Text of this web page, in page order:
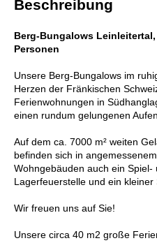
Beschreibung
Berg-Bungalows
Personen
Unsere Berg-Bungalows im
Herzen der Fränkischen
Ferienwohnungen in
einen rundum gelungenen
Auf dem ca. 7000 m² weiten
befinden sich in
Wohngebäuden auch ein
Lagerfeuerstelle und ein kleiner
Wir freuen uns auf Sie!
Unsere circa 40 m2 große